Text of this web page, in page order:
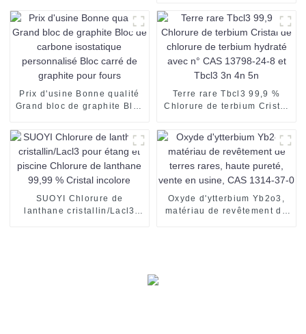
carbure de tungstène
Prix ​​d'usine Bonne qualité
Grand bloc de graphite Bloc
personnalisé Bloc carré de
graphite pour fours
Terre rare Tbcl3 99,9 %
Chlorure de terbium Cristal
13798-24-8 et Tbcl3 3n 4n
5n
SUOYI Chlorure de
lanthane cristallin/Lacl3
Oxyde d'ytterbium Yb2o3,
matériau de revêtement de